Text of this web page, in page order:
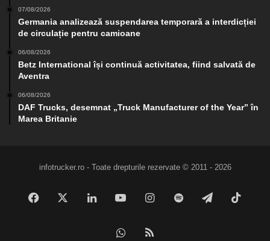
07/08/2026
Germania analizează suspendarea temporară a interdicției
de circulație pentru camioane
06/08/2026
Betz International își continuă activitatea, fiind salvată de
Aventra
06/08/2026
DAF Trucks, desemnat „Truck Manufacturer of the Year” în
Marea Britanie
infotrucker.ro - Toate drepturile rezervate © 2011 - 2026
Facebook LinkedInYouTubeInstagram
Spotify Telegram
WhatsApp